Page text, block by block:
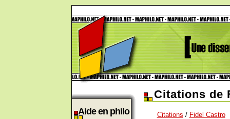
Aide en philo
Citations de
Citations / Fidel Castro